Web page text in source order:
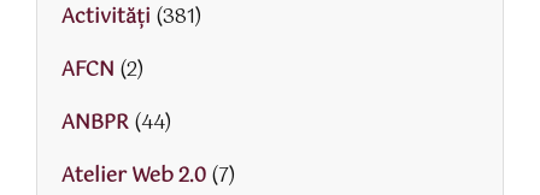
Activităţi (381)
AFCN (2)
ANBPR(44)
Atelier Web 2.0(7)